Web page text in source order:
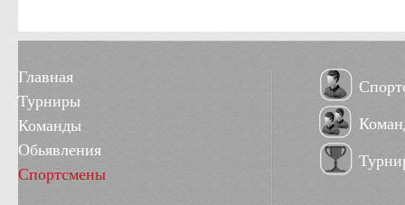
Главная
Турниры
Команды
Обьявления
Спортсмены